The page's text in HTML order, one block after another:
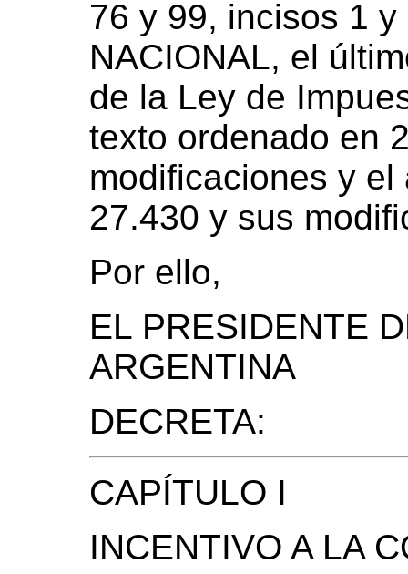
76 y 99, incisos 1
NACIONAL, el
de la Ley de
texto ordenado en
modificaciones y el
27.430 y sus
Por ello,
EL PRESIDENTE
ARGENTINA
DECRETA:
CAPÍTULO I
INCENTIVO A LA